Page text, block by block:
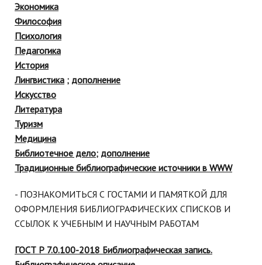
Экономика
Философия
Психология
Педагогика
История
Лингвистика ; дополнение
Искусство
Литература
Туризм
Медицина
Библиотечное дело; дополнение
Традиционные библиографические источники в WWW
- ПОЗНАКОМИТЬСЯ С ГОСТАМИ И ПАМЯТКОЙ ДЛЯ
ОФОРМЛЕНИЯ БИБЛИОГРАФИЧЕСКИХ СПИСКОВ И
ССЫЛОК К УЧЕБНЫМ И НАУЧНЫМ РАБОТАМ
ГОСТ Р 7.0.100-2018 Библиографическая запись.